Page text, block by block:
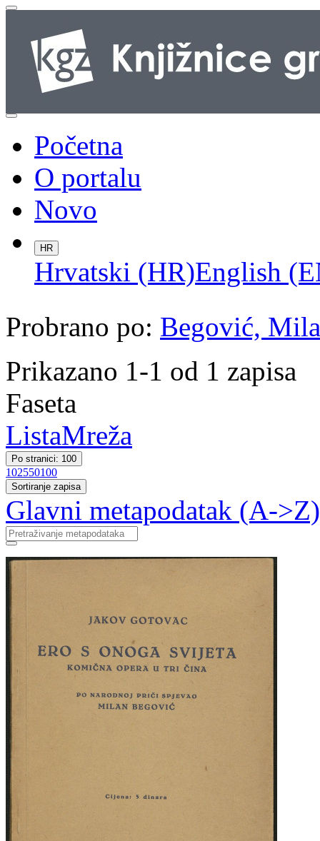
Početna
O portalu
Novo
HR
Hrvatski (HR)English
Probrano po: Begović,
Prikazano 1-1 od 1 zapisa
Faseta
ListaMreža
Po stranici: 100
102550100
Sortiranje zapisa
Glavni metapodatak (A->Z)